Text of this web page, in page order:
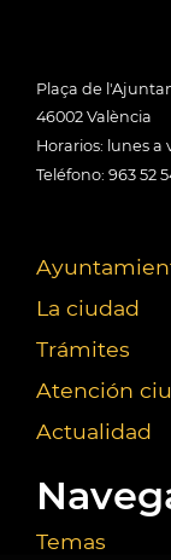
Plaça de
46002 València
Horarios: lunes a
Teléfono: 963 52
La ciudad
Trámites
Atención
Actualidad
Temas